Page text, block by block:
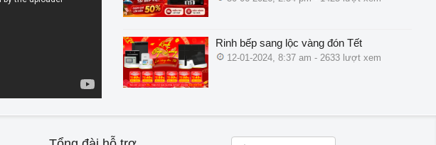
Rinh bếp sang lộc vàng đón Tết
12-01-2024, 8:37 am - 2633 lượt xem